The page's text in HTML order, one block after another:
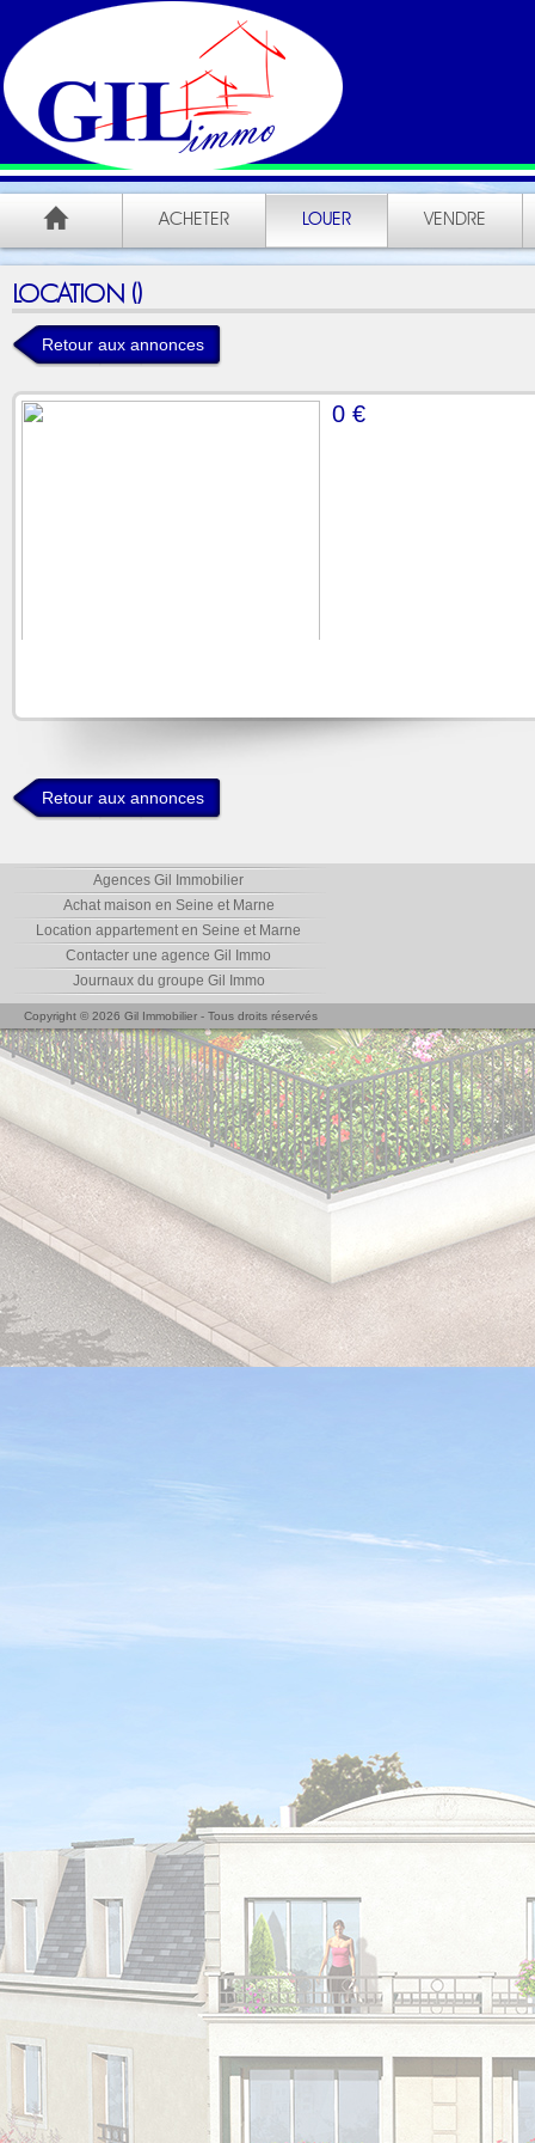
ACHETER LOUER VENDRE
LOCATION ()
Retour aux annonces
0 €
Retour aux annonces
Agences Gil Immobilier
Achat maison en Seine et Marne
Location appartement en Seine et Marne
Contacter une agence Gil Immo
Journaux du groupe Gil Immo
Copyright © 2026 Gil Immobilier - Tous droits réservés